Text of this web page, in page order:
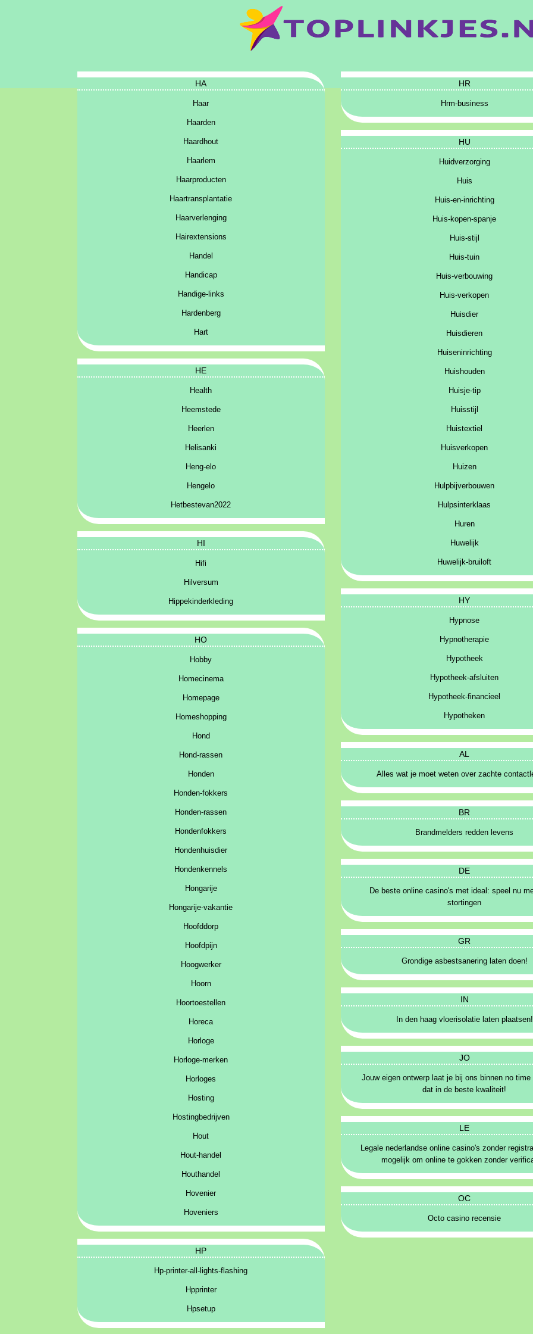
HA
Haar
Haarden
Haardhout
Haarlem
Haarproducten
Haartransplantatie
Haarverlenging
Hairextensions
Handel
Handicap
Handige-links
Hardenberg
Hart
HE
Health
Heemstede
Heerlen
Helisanki
Heng-elo
Hengelo
Hetbestevan2022
HI
Hifi
Hilversum
Hippekinderkleding
HO
Hobby
Homecinema
Homepage
Homeshopping
Hond
Hond-rassen
Honden
Honden-fokkers
Honden-rassen
Hondenfokkers
Hondenhuisdier
Hondenkennels
Hongarije
Hongarije-vakantie
Hoofddorp
Hoofdpijn
Hoogwerker
Hoorn
Hoortoestellen
Horeca
Horloge
Horloge-merken
Horloges
Hosting
Hostingbedrijven
Hout
Hout-handel
Houthandel
Hovenier
Hoveniers
HP
Hp-printer-all-lights-flashing
Hpprinter
Hpsetup
HR
Hrm-business
HU
Huidverzorging
Huis
Huis-en-inrichting
Huis-kopen-spanje
Huis-stijl
Huis-tuin
Huis-verbouwing
Huis-verkopen
Huisdier
Huisdieren
Huiseninrichting
Huishouden
Huisje-tip
Huisstijl
Huistextiel
Huisverkopen
Huizen
Hulpbijverbouwen
Hulpsinterklaas
Huren
Huwelijk
Huwelijk-bruiloft
HY
Hypnose
Hypnotherapie
Hypotheek
Hypotheek-afsluiten
Hypotheek-financieel
Hypotheken
AL
Alles wat je moet weten over zachte
BR
Brandmelders redden levens
DE
De beste online casino's met ideal: speel nu
stortingen
GR
Grondige asbestsanering laten doen!
IN
In den haag vloerisolatie laten plaatsen!
JO
Jouw eigen ontwerp laat je bij ons binnen no time
dat in de beste kwaliteit!
LE
Legale nederlandse online casino's zonder
mogelijk om online te gokken zonder
OC
Octo casino recensie